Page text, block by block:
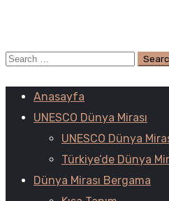
Anasayfa
UNESCO Dünya Mirası
UNESCO Dünya
Türkiye’de Dünya
Dünya Mirası Bergama